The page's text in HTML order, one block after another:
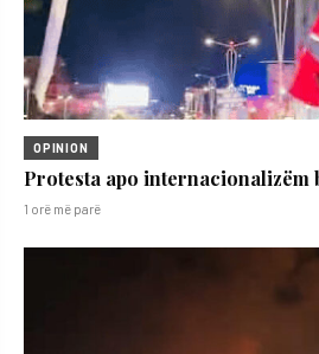
OPINION
Protesta apo internacionalizëm
1 orë më parë